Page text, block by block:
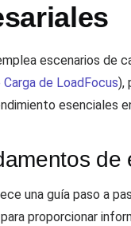
escenarios de
de LoadFocus),
esenciales
de
una guía paso a
proporcionar